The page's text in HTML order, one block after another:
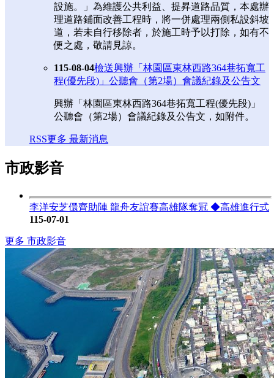
設施。」為維護公共利益、提昇道路品質，本處辦
理道路鋪面改善工程時，將一併處理兩側私設斜坡
道，若未自行移除者，於施工時予以打除，如有不
便之處，敬請見諒。
115-08-04檢送興辦「林園區東林西路364巷拓寬工
程(優先段)」公聽會（第2場）會議紀錄及公告文
興辦「林園區東林西路364巷拓寬工程(優先段)」
公聽會（第2場）會議紀錄及公告文，如附件。
RSS更多 最新消息
市政影音
李洋安芝儇齊助陣 龍舟友誼賽高雄隊奪冠 ◆高雄進行式
115-07-01
更多 市政影音